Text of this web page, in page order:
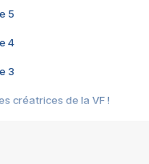
5
4
3
créatrices de la VF !